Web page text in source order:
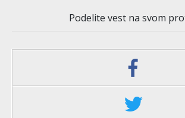
Podelite vest na svom